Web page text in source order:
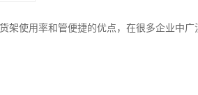
架使用率和管便捷的优点，在很多企业中